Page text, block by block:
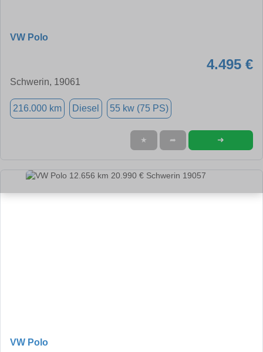
VW Polo
4.495 €
Schwerin, 19061
216.000 km Diesel 55 kw (75 PS)
★ ➦ ➜
VW Polo